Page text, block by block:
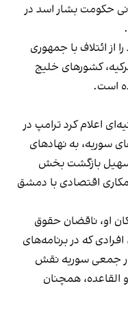
حکومت بشار اسد در
از ائتلاف با جمهوری
کشورهای خلیج
است.
اعلام کرد ترامپ در
سوریه، به نهادهای
بازگشت بخش
اقتصادی با دمشق
او، ناقضان حقوق
که در برنامه‌های
جمعی سوریه نقش
همچنان